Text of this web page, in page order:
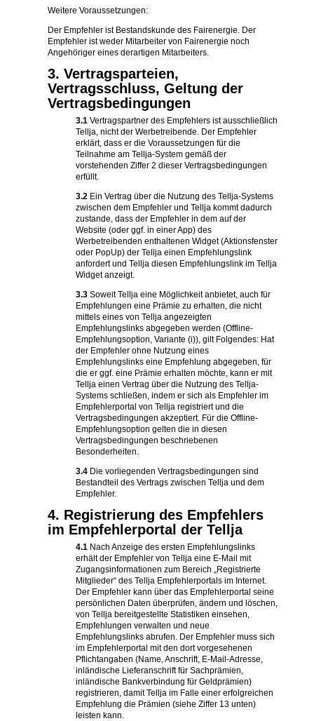
Weitere Voraussetzungen:
Der Empfehler ist Bestandskunde des Fairenergie. Der
Empfehler ist weder Mitarbeiter von Fairenergie noch
Angehöriger eines derartigen Mitarbeiters.
3. Vertragsparteien,
Vertragsschluss, Geltung der
Vertragsbedingungen
3.1 Vertragspartner des Empfehlers ist ausschließlich
Tellja, nicht der Werbetreibende. Der Empfehler
erklärt, dass er die Voraussetzungen für die
Teilnahme am Tellja-System gemäß der
vorstehenden Ziffer 2 dieser Vertragsbedingungen
erfüllt.
3.2 Ein Vertrag über die Nutzung des Tellja-Systems
zwischen dem Empfehler und Tellja kommt dadurch
zustande, dass der Empfehler in dem auf der
Website (oder ggf. in einer App) des
Werbetreibenden enthaltenen Widget (Aktionsfenster
oder PopUp) der Tellja einen Empfehlungslink
anfordert und Tellja diesen Empfehlungslink im Tellja
Widget anzeigt.
3.3 Soweit Tellja eine Möglichkeit anbietet, auch für
Empfehlungen eine Prämie zu erhalten, die nicht
mittels eines von Tellja angezeigten
Empfehlungslinks abgegeben werden (Offline-
Empfehlungsoption, Variante (i)), gilt Folgendes: Hat
der Empfehler ohne Nutzung eines
Empfehlungslinks eine Empfehlung abgegeben, für
die er ggf. eine Prämie erhalten möchte, kann er mit
Tellja einen Vertrag über die Nutzung des Tellja-
Systems schließen, indem er sich als Empfehler im
Empfehlerportal von Tellja registriert und die
Vertragsbedingungen akzeptiert. Für die Offline-
Empfehlungsoption gelten die in diesen
Vertragsbedingungen beschriebenen
Besonderheiten.
3.4 Die vorliegenden Vertragsbedingungen sind
Bestandteil des Vertrags zwischen Tellja und dem
Empfehler.
4. Registrierung des Empfehlers
im Empfehlerportal der Tellja
4.1 Nach Anzeige des ersten Empfehlungslinks
erhält der Empfehler von Tellja eine E-Mail mit
Zugangsinformationen zum Bereich „Registrierte
Mitglieder“ des Tellja Empfehlerportals im Internet.
Der Empfehler kann über das Empfehlerportal seine
persönlichen Daten überprüfen, ändern und löschen,
von Tellja bereitgestellte Statistiken einsehen,
Empfehlungen verwalten und neue
Empfehlungslinks abrufen. Der Empfehler muss sich
im Empfehlerportal mit den dort vorgesehenen
Pflichtangaben (Name, Anschrift, E-Mail-Adresse,
inländische Lieferanschrift für Sachprämien,
inländische Bankverbindung für Geldprämien)
registrieren, damit Tellja im Falle einer erfolgreichen
Empfehlung die Prämien (siehe Ziffer 13 unten)
leisten kann.